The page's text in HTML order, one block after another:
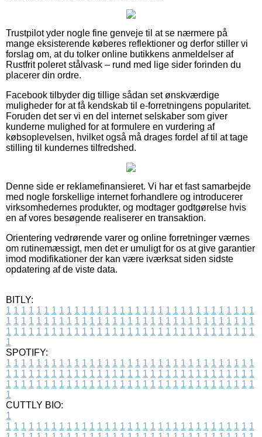
Trustpilot yder nogle fine genveje til at se nærmere på
mange eksisterende køberes reflektioner og derfor stiller vi
forslag om, at du tolker online butikkens anmeldelser af
Rustfrit poleret stålvask – rund med lige sider forinden du
placerer din ordre.
Facebook tilbyder dig tillige sådan set ønskværdige
muligheder for at få kendskab til e-forretningens popularitet.
Foruden det ser vi en del internet selskaber som giver
kunderne mulighed for at formulere en vurdering af
købsoplevelsen, hvilket også må drages fordel af til at tage
stilling til kundernes tilfredshed.
Denne side er reklamefinansieret. Vi har et fast samarbejde
med nogle forskellige internet forhandlere og introducerer
virksomhedernes produkter, og modtager godtgørelse hvis
en af vores besøgende realiserer en transaktion.
Orientering vedrørende varer og online forretninger værnes
om rutinemæssigt, men det er umuligt for os at give garantier
imod modifikationer der kan være iværksat siden sidste
opdatering af de viste data.
BITLY:
1 1 1 1 1 1 1 1 1 1 1 1 1 1 1 1 1 1 1 1 1 1 1 1 1 1 1 1 1 1 1 1 1
1 1 1 1 1 1 1 1 1 1 1 1 1 1 1 1 1 1 1 1 1 1 1 1 1 1 1 1 1 1 1 1 1
1 1 1 1 1 1 1 1 1 1 1 1 1 1 1 1 1 1 1 1 1 1 1 1 1 1 1 1 1 1 1 1 1
1
SPOTIFY:
1 1 1 1 1 1 1 1 1 1 1 1 1 1 1 1 1 1 1 1 1 1 1 1 1 1 1 1 1 1 1 1 1
1 1 1 1 1 1 1 1 1 1 1 1 1 1 1 1 1 1 1 1 1 1 1 1 1 1 1 1 1 1 1 1 1
1 1 1 1 1 1 1 1 1 1 1 1 1 1 1 1 1 1 1 1 1 1 1 1 1 1 1 1 1 1 1 1 1
1
CUTTLY BIO:
1
1 1 1 1 1 1 1 1 1 1 1 1 1 1 1 1 1 1 1 1 1 1 1 1 1 1 1 1 1 1 1 1 1